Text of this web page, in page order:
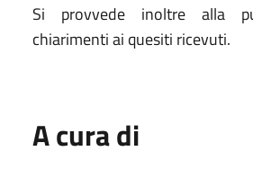
Si provvede inoltre alla
chiarimenti ai quesiti ricevuti.
A cura di